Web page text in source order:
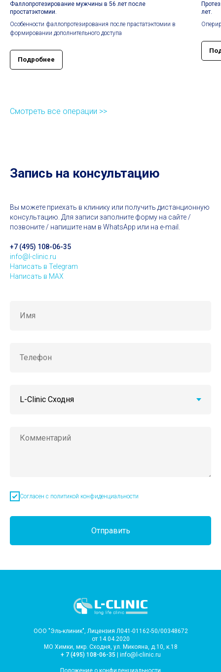
Фаллопротезирование мужчины в 56 лет после
простатэктомии.
Особенности фаллопротезирования после прастатэктомии в
формировании дополнительного доступа
Подробнее
лет.
Смотреть все операции >>
Запись на консультацию
Вы можете приехать в клинику или получить дистанционную
консультацию. Для записи заполните форму на сайте /
позвоните / напишите нам в WhatsApp или на e-mail.
+7 (495) 108-06-35
info@l-clinic.ru
Написать в Telegram
Написать в MAX
Согласен с политикой конфиденциальности
Отправить
ООО "Эль-клиник", Лицензия Л041-01162-50/00348672
от 14.04.2020
МО Химки, мкр. Сходня, ул. Микояна, д.10, к.18
+ 7 (495) 108-06-35 | info@l-clinic.ru